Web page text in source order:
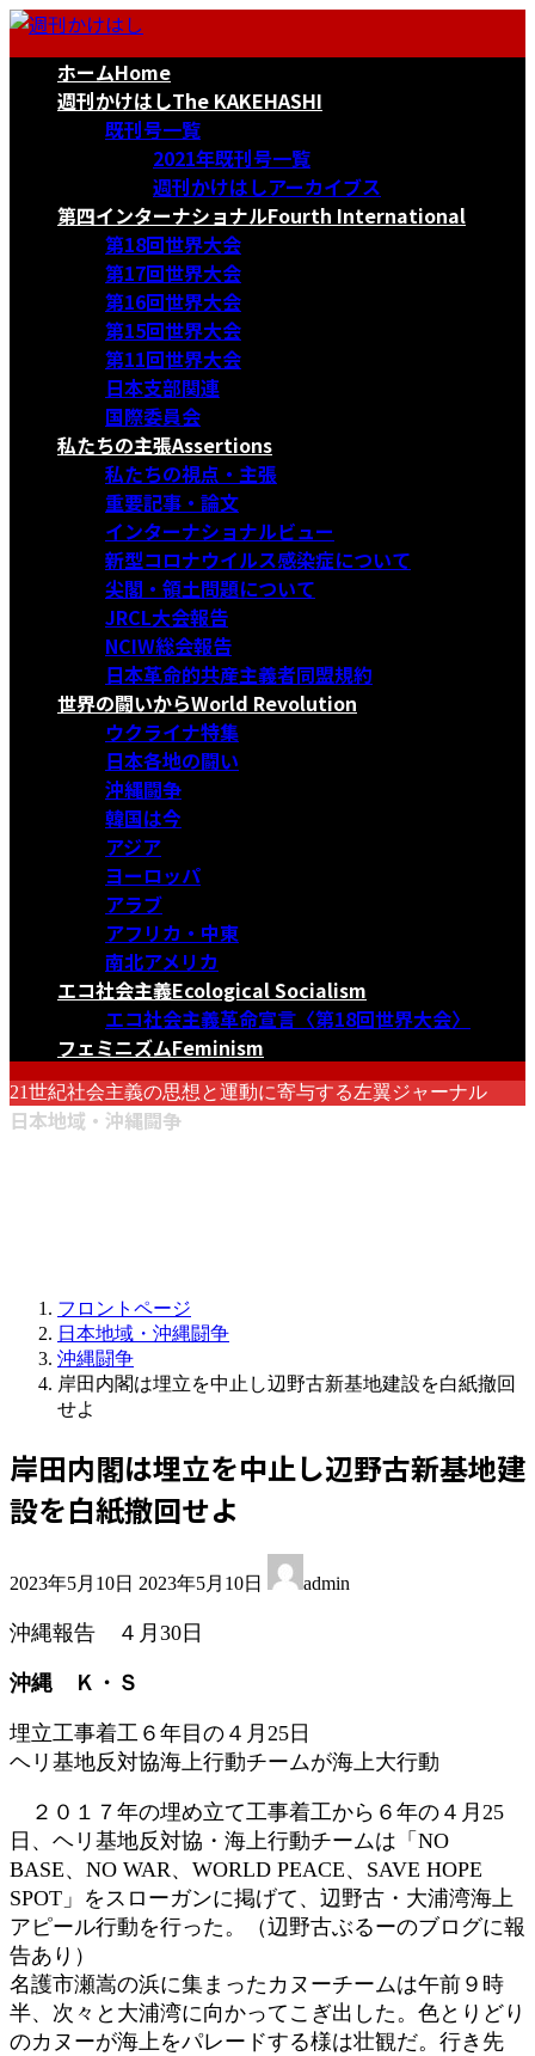
コ
ナ
ホームHome
週刊かけはしThe KAKEHASHI
既刊号一覧
2021年既刊号一覧
週刊かけはしアーカイブス
第四インターナショナルFourth International
第18回世界大会
第17回世界大会
第16回世界大会
第15回世界大会
第11回世界大会
日本支部関連
国際委員会
私たちの主張Assertions
私たちの視点・主張
重要記事・論文
インターナショナルビュー
新型コロナウイルス感染症について
尖閣・領土問題について
JRCL大会報告
NCIW総会報告
日本革命的共産主義者同盟規約
世界の闘いからWorld Revolution
ウクライナ特集
日本各地の闘い
沖縄闘争
韓国は今
アジア
ヨーロッパ
アラブ
アフリカ・中東
南北アメリカ
エコ社会主義Ecological Socialism
エコ社会主義革命宣言〈第18回世界大会〉
フェミニズムFeminism
21世紀社会主義の思想と運動に寄与する左翼ジャーナル
日本地域・沖縄闘争
フロントページ
日本地域・沖縄闘争
沖縄闘争
岸田内閣は埋立を中止し辺野古新基地建設を白紙撤回
せよ
岸田内閣は埋立を中止し辺野古新基地建
設を白紙撤回せよ
2023年5月10日 終
新
2023年5月10日 admin
沖縄報告 ４月30日
沖縄 Ｋ・Ｓ
埋立工事着工６年目の４月25日
ヘリ基地反対協海上行動チームが海上大行動
２０１７年の埋め立て工事着工から６年の４月25
日、ヘリ基地反対協・海上行動チームは「NO
BASE、NO WAR、WORLD PEACE、SAVE HOPE
SPOT」をスローガンに掲げて、辺野古・大浦湾海上
アピール行動を行った。（辺野古ぶるーのブログに報
告あり）
名護市瀬嵩の浜に集まったカヌーチームは午前９時
半、次々と大浦湾に向かってこぎ出した。色とりどり
のカヌーが海上をパレードする様は壮観だ。行き先